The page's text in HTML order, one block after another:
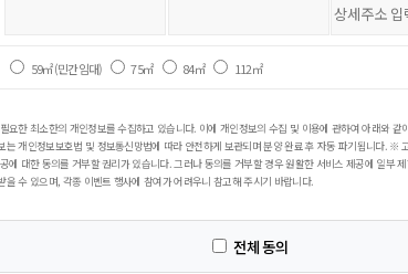
59㎡(민간임대) 75㎡ 84㎡ 112㎡
요한 최소한의 개인정보를 수집하고 있습니다. 이에 개인정보의 수집 및 이용에 관하여 아래와 같
개인정보보호법 및 정보통신망법에 따라 안전하게 보관되며 분양 완료 후 자동 파기됩니다. ※
에 대한 동의를 거부할 권리가 있습니다. 그러나 동의를 거부할 경우 원활한 서비스 제공에 일부
을 수 있으며, 각종 이벤트 행사에 참여가 어려우니 참고해 주시기 바랍니다.
전체 동의